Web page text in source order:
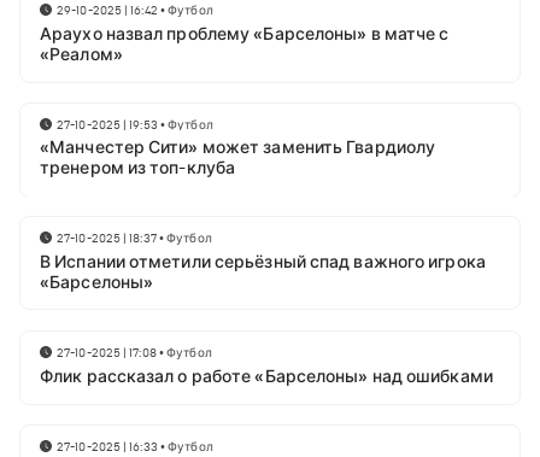
29-10-2025 | 16:42 •Футбол
Араухо назвал проблему «Барселоны» в матче с
«Реалом»
27-10-2025 | 19:53 •Футбол
«Манчестер Сити» может заменить Гвардиолу
тренером из топ-клуба
27-10-2025 | 18:37•Футбол
В Испании отметили серьёзный спад важного игрока
«Барселоны»
27-10-2025 | 17:08•Футбол
Флик рассказал о работе «Барселоны» над ошибками
27-10-2025 | 16:33 •Футбол